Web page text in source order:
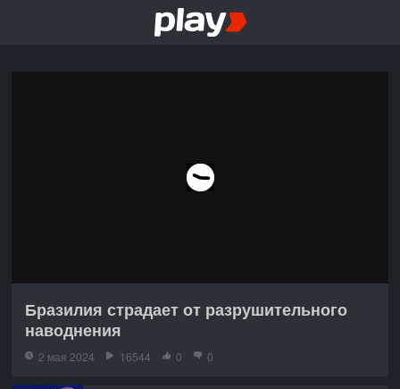
Бразилия страдает от разрушительного
наводнения
2 мая 2024 16544 0 0